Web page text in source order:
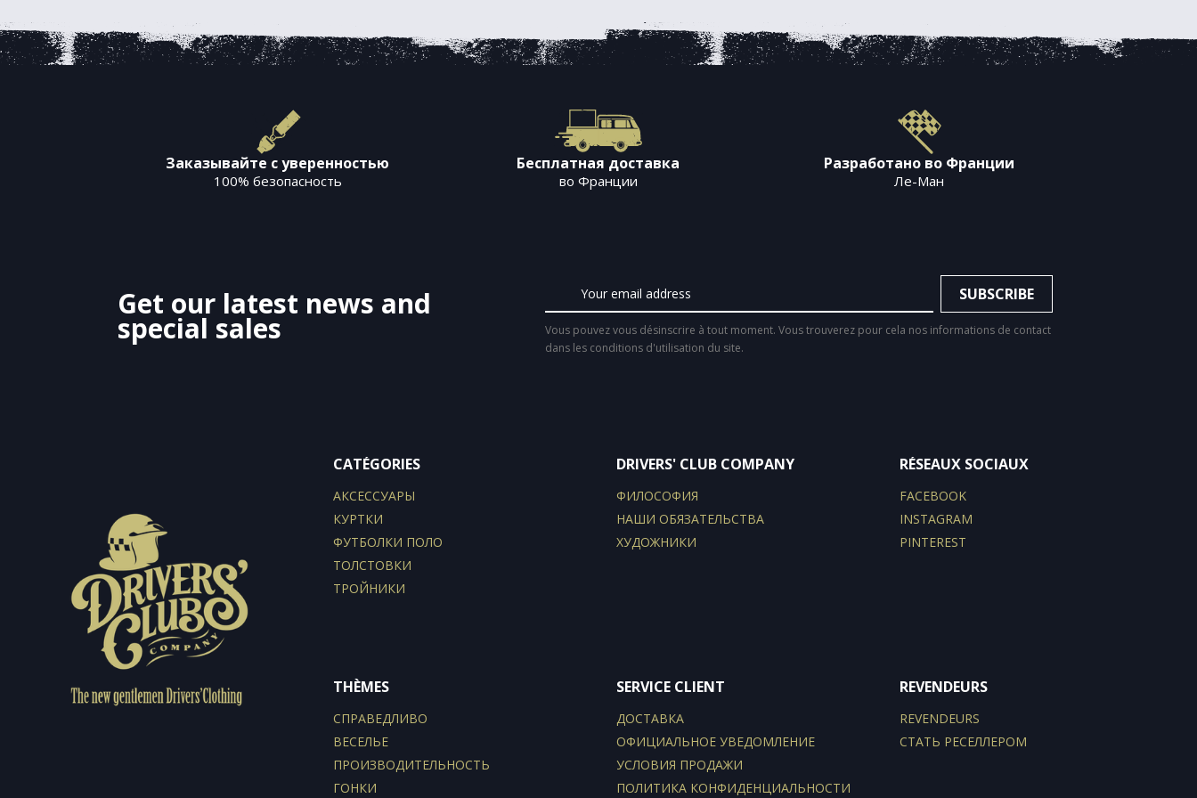
Заказывайте с уверенностью
100% безопасность
Бесплатная доставка
во Франции
Разработано во Франции
Ле-Ман
Get our latest news and
special sales
Vous pouvez vous désinscrire à tout moment. Vous trouverez pour cela nos informations de contact
dans les conditions d'utilisation du site.
CATÉGORIES
АКСЕССУАРЫ
КУРТКИ
ФУТБОЛКИ ПОЛО
ТОЛСТОВКИ
ТРОЙНИКИ
DRIVERS' CLUB COMPANY
ФИЛОСОФИЯ
НАШИ ОБЯЗАТЕЛЬСТВА
ХУДОЖНИКИ
RÉSEAUX SOCIAUX
FACEBOOK
INSTAGRAM
PINTEREST
THÈMES
СПРАВЕДЛИВО
ВЕСЕЛЬЕ
ПРОИЗВОДИТЕЛЬНОСТЬ
ГОНКИ
SERVICE CLIENT
ДОСТАВКА
ОФИЦИАЛЬНОЕ УВЕДОМЛЕНИЕ
УСЛОВИЯ ПРОДАЖИ
ПОЛИТИКА КОНФИДЕНЦИАЛЬНОСТИ
REVENDEURS
REVENDEURS
СТАТЬ РЕСЕЛЛЕРОМ